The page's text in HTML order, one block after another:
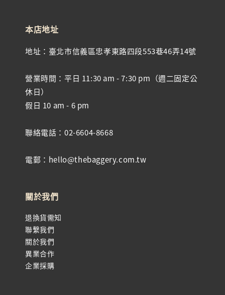
本店地址
地址：臺北市信義區忠孝東路四段553巷46弄14號
營業時間：平日 11:30 am - 7:30 pm（週二固定公
休日）
假日 10 am - 6 pm
聯絡電話：02-6604-8668
電郵：hello@thebaggery.com.tw
關於我們
退換貨需知
聯繫我們
關於我們
異業合作
企業採購